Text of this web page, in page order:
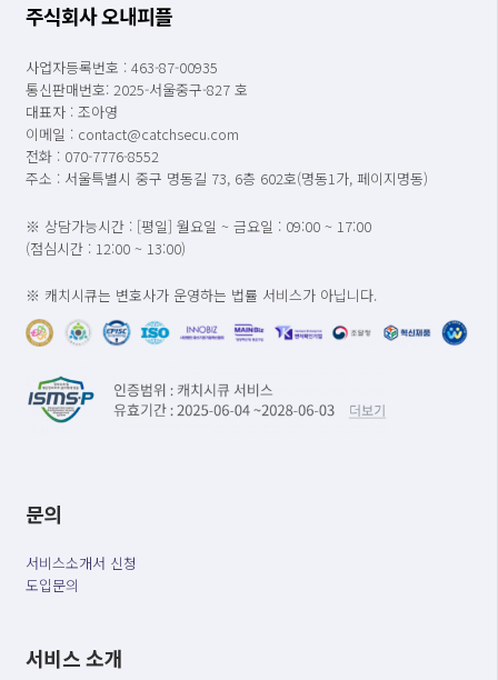
주식회사 오내피플
사업자등록번호 : 463-87-00935
통신판매번호: 2025-서울중구-827 호
대표자 : 조아영
이메일 : contact@catchsecu.com
전화 : 070-7776-8552
주소 : 서울특별시 중구 명동길 73, 6층 602호(명동1가, 페이지명동)
※ 상담가능시간 : [평일] 월요일 ~ 금요일 : 09:00 ~ 17:00
(점심시간 : 12:00 ~ 13:00)
※ 캐치시큐는 변호사가 운영하는 법률 서비스가 아닙니다.
문의
서비스소개서 신청
도입문의
서비스 소개